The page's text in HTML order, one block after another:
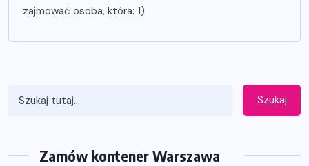
zajmować osoba, która: 1)
Szukaj
Zamów kontener Warszawa